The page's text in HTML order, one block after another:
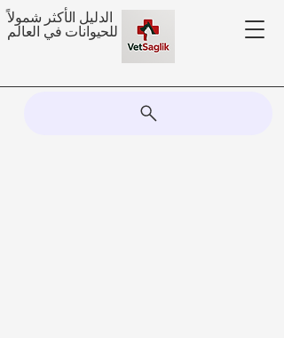
الدليل الأكثر شمولاً
للحيوانات في العالم